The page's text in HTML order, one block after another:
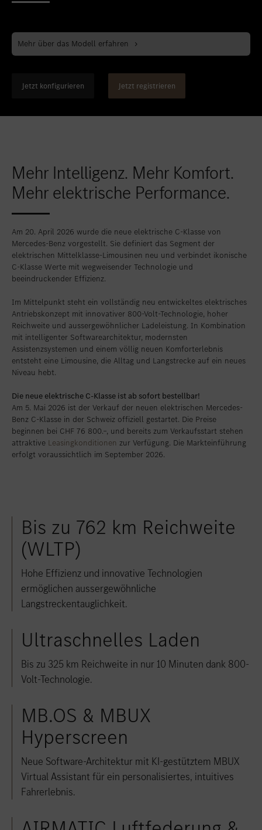
Standort favorisieren
Biel
Standort favorisieren
Bulle
Standort favorisieren
Standort favorisieren
Lugano-Pazzallo
Standort favorisieren
Schlieren Occasionen
Standort favorisieren
Stäfa
Standort favorisieren
Thun
Standort favorisieren
Vezia
Standort favorisieren
Winterthur
Standort favorisieren
Zollikon
Standort favorisieren
Zürich-Nord
Standort favorisieren
Zürich-Seefeld
Mehr über das Modell erfahren
Jetzt konfigurieren Jetzt registrieren
Mehr Intelligenz. Mehr Komfort.
Mehr elektrische Performance.
Am 20. April 2026 wurde die neue elektrische C-Klasse von
Mercedes-Benz vorgestellt. Sie definiert das Segment der
elektrischen Mittelklasse-Limousinen neu und verbindet ikonische
C-Klasse Werte mit wegweisender Technologie und
beeindruckender Effizienz.
Im Mittelpunkt steht ein vollständig neu entwickeltes elektrisches
Antriebskonzept mit innovativer 800-Volt-Technologie, hoher
Reichweite und aussergewöhnlicher Ladeleistung. In Kombination
mit intelligenter Softwarearchitektur, modernsten
Assistenzsystemen und einem völlig neuen Komforterlebnis
entsteht eine Limousine, die Alltag und Langstrecke auf ein neues
Niveau hebt.
Die neue elektrische C-Klasse ist ab sofort bestellbar!
Am 5. Mai 2026 ist der Verkauf der neuen elektrischen Mercedes-
Benz C-Klasse in der Schweiz offiziell gestartet. Die Preise
beginnen bei CHF 76 800.–, und bereits zum Verkaufsstart stehen
attraktive Leasingkonditionen zur Verfügung. Die Markteinführung
erfolgt voraussichtlich im September 2026.
Bis zu 762 km Reichweite
(WLTP)
Hohe Effizienz und innovative Technologien
ermöglichen aussergewöhnliche
Langstreckentauglichkeit.
Ultraschnelles Laden
Bis zu 325 km Reichweite in nur 10 Minuten dank 800-
Volt-Technologie.
MB.OS & MBUX
Hyperscreen
Neue Software-Architektur mit KI-gestütztem MBUX
Virtual Assistant für ein personalisiertes, intuitives
Fahrerlebnis.